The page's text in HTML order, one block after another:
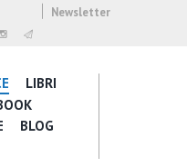
Newsletter
LIBRI
BLOG